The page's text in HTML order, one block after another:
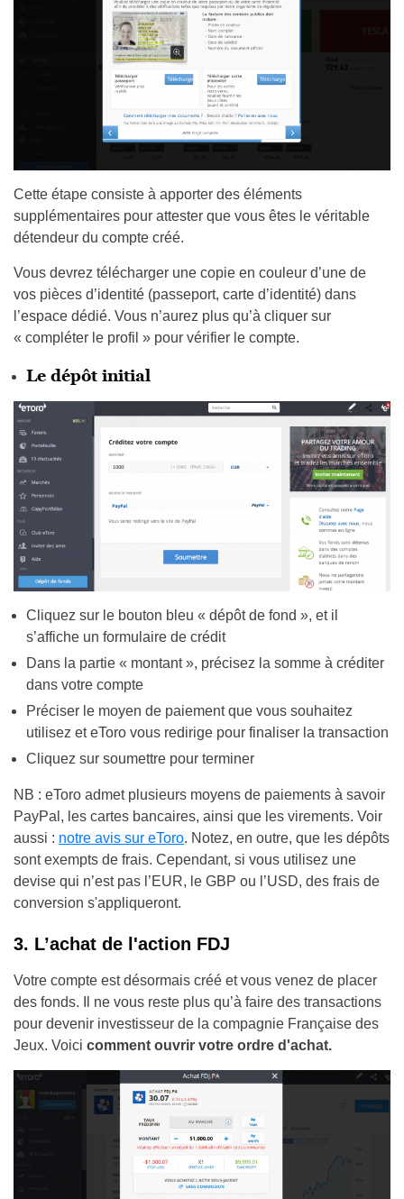
Cette étape consiste à apporter des éléments
supplémentaires pour attester que vous êtes le véritable
détendeur du compte créé.
Vous devrez télécharger une copie en couleur d’une de
vos pièces d’identité (passeport, carte d’identité) dans
l’espace dédié. Vous n’aurez plus qu’à cliquer sur
« compléter le profil » pour vérifier le compte.
Le dépôt initial
Cliquez sur le bouton bleu « dépôt de fond », et il
s’affiche un formulaire de crédit
Dans la partie « montant », précisez la somme à créditer
dans votre compte
Préciser le moyen de paiement que vous souhaitez
utilisez et eToro vous redirige pour finaliser la transaction
Cliquez sur soumettre pour terminer
NB : eToro admet plusieurs moyens de paiements à savoir
PayPal, les cartes bancaires, ainsi que les virements. Voir
aussi : notre avis sur eToro. Notez, en outre, que les dépôts
sont exempts de frais. Cependant, si vous utilisez une
devise qui n’est pas l’EUR, le GBP ou l’USD, des frais de
conversion s'appliqueront.
3. L’achat de l'action FDJ
Votre compte est désormais créé et vous venez de placer
des fonds. Il ne vous reste plus qu’à faire des transactions
pour devenir investisseur de la compagnie Française des
Jeux. Voici comment ouvrir votre ordre d'achat.